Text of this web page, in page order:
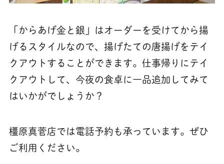
「からあげ金と銀」はオーダーを受けてから揚
げるスタイルなので、揚げたての唐揚げをテイ
クアウトすることができます。仕事帰りにテイ
クアウトして、今夜の食卓に一品追加してみて
はいかがでしょうか？
橿原真菅店では電話予約も承っています。ぜひ
ご利用ください。